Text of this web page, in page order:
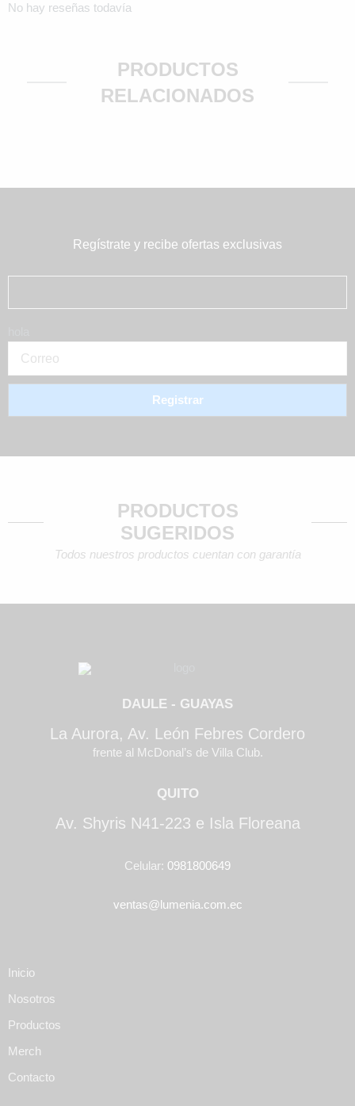
No hay reseñas todavía
PRODUCTOS
RELACIONADOS
Regístrate y recibe ofertas exclusivas
PRODUCTOS
SUGERIDOS
Todos nuestros productos cuentan con garantía
DAULE - GUAYAS
La Aurora, Av. León Febres Cordero
frente al McDonal’s de Villa Club.
QUITO
Av. Shyris N41-223 e Isla Floreana
Celular: 0981800649
ventas@lumenia.com.ec
Inicio
Nosotros
Productos
Merch
Contacto